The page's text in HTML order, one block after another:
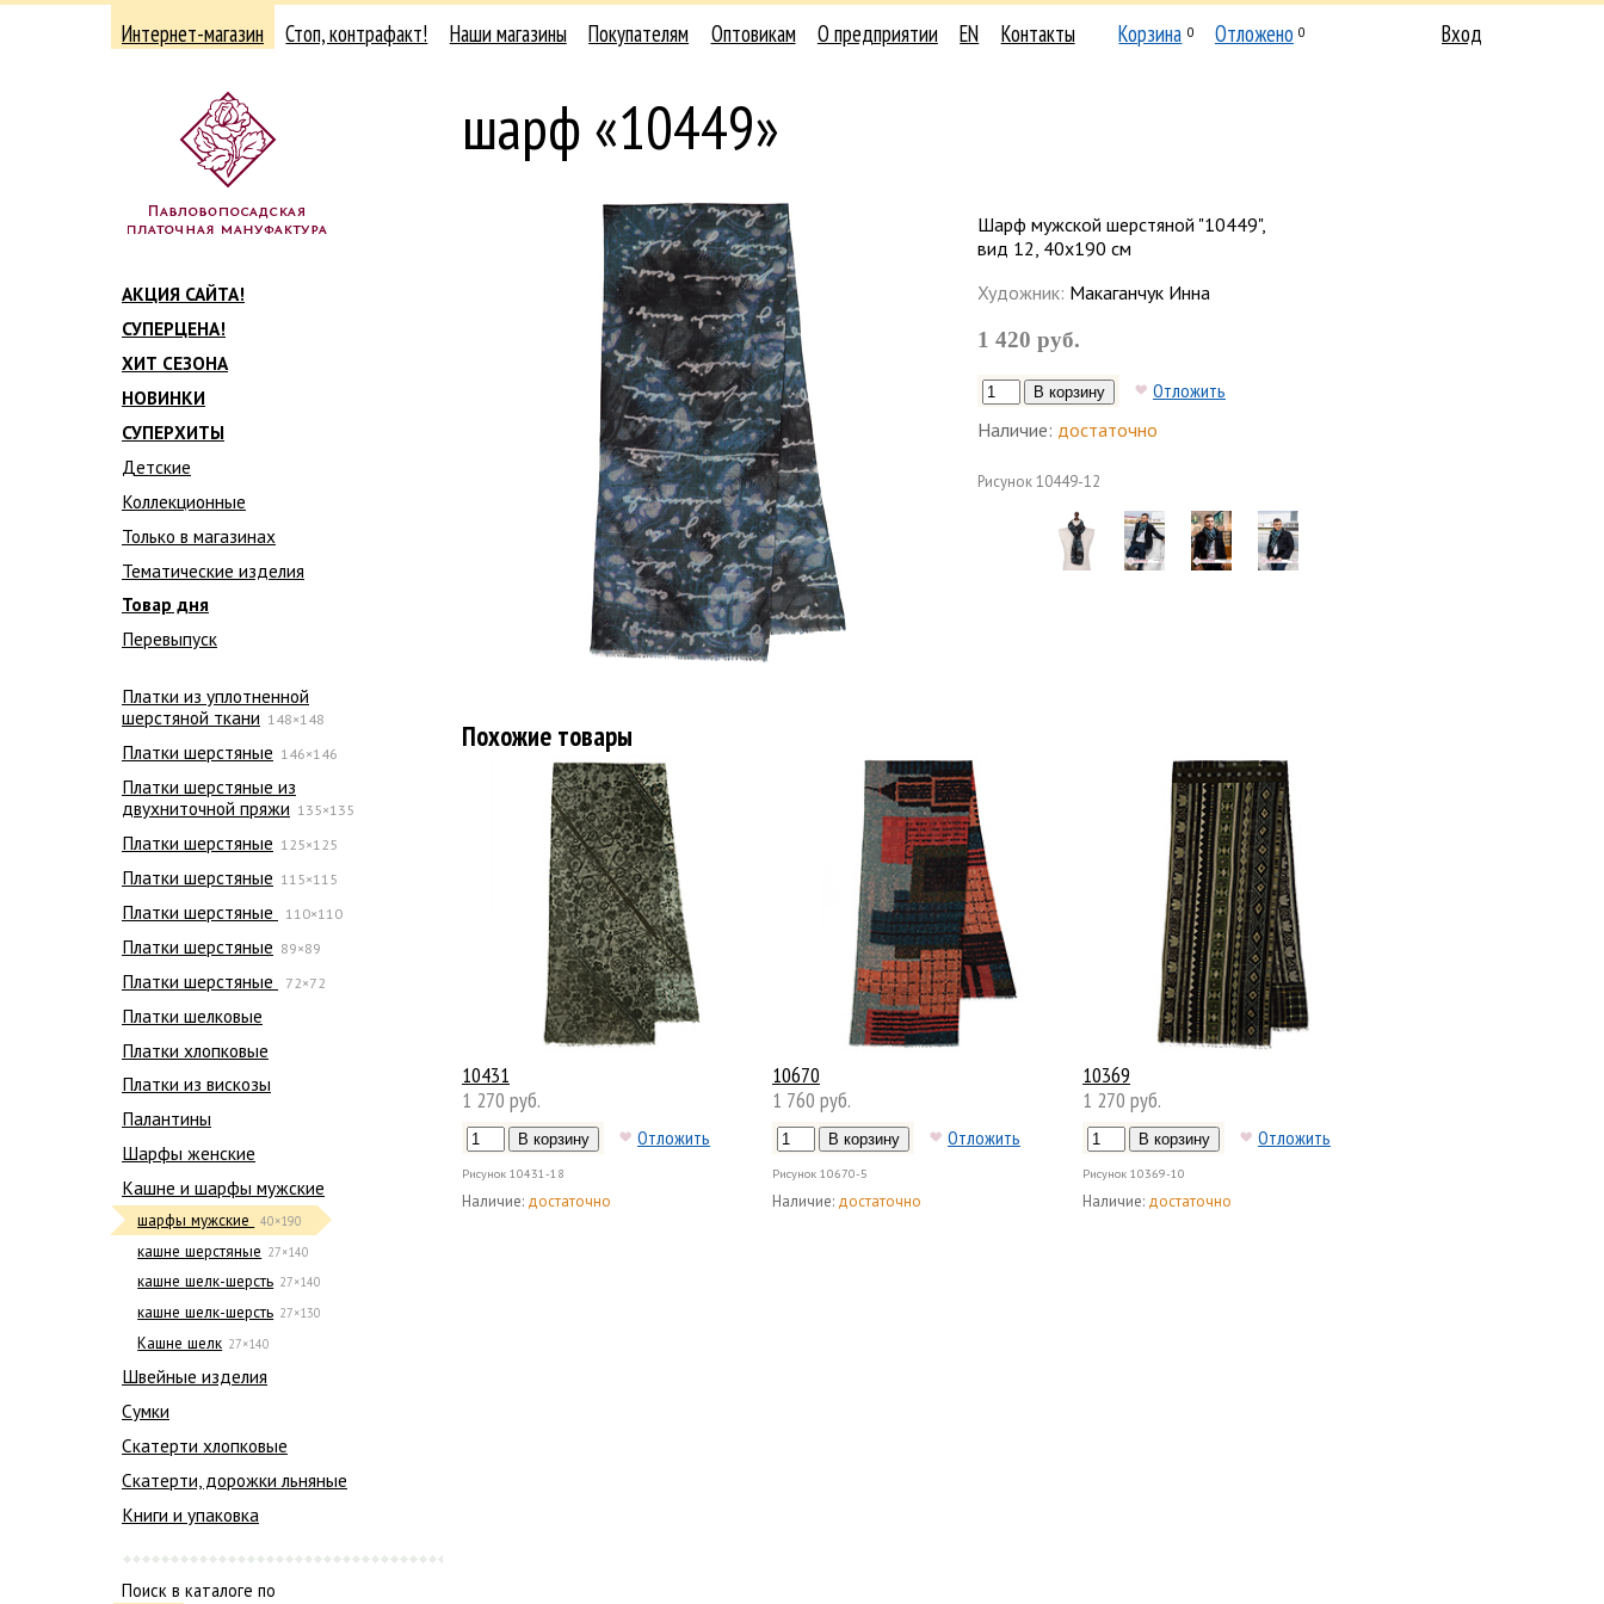
Интернет-магазин Стоп, контрафакт! Наши магазины Покупателям Оптовикам О предприятии EN Контакты Корзина 0 Отложено 0 Вход
АКЦИЯ САЙТА!
СУПЕРЦЕНА!
ХИТ СЕЗОНА
НОВИНКИ
СУПЕРХИТЫ
Детские
Коллекционные
Только в магазинах
Тематические изделия
Товар дня
Перевыпуск
Платки из уплотненной
шерстяной ткани 148×148
Платки шерстяные 146×146
Платки шерстяные из
двухниточной пряжи 135×135
Платки шерстяные 125×125
Платки шерстяные 115×115
Платки шерстяные 110×110
Платки шерстяные 89×89
Платки шерстяные 72×72
Платки шелковые
Платки хлопковые
Платки из вискозы
Палантины
Шарфы женские
Кашне и шарфы мужские
шарфы мужские 40×190
кашне шерстяные 27×140
кашне шелк-шерсть 27×140
кашне шелк-шерсть 27×130
Кашне шелк 27×140
Швейные изделия
Сумки
Скатерти хлопковые
Скатерти, дорожки льняные
Книги и упаковка
Поиск в каталоге по
шарф «10449»
Шарф мужской шерстяной "10449",
вид 12, 40х190 см
Художник: Макаганчук Инна
1 420 руб.
Отложить
Наличие: достаточно
Рисунок10449-12
Похожие товары
10431
1 270 руб.
Отложить
Рисунок 10431-18
Наличие: достаточно
10670
1 760 руб.
Отложить
Рисунок 10670-5
Наличие: достаточно
10369
1 270 руб.
Отложить
Рисунок 10369-10
Наличие: достаточно